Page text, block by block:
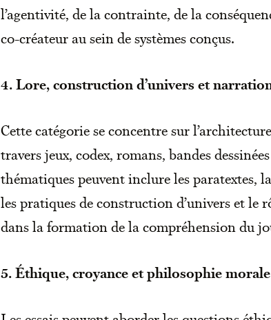
l’agentivité, de la contrainte, de la
co-créateur au sein de systèmes conçus.
4. Lore, construction d’univers et
Cette catégorie se concentre sur
travers jeux, codex, romans, bandes
thématiques peuvent inclure les paratextes,
les pratiques de construction d’univers et le
dans la formation de la compréhension du
5. Éthique, croyance et philosophie morale